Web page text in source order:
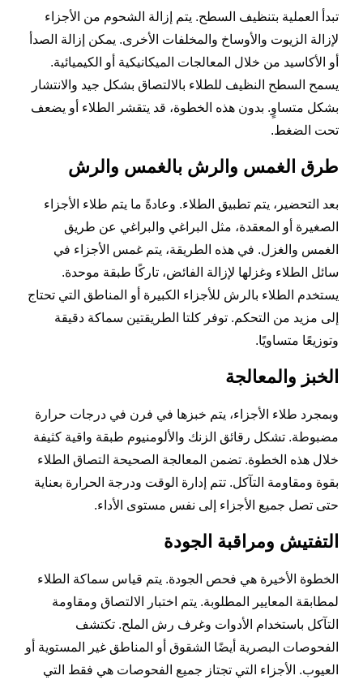
تبدأ العملية بتنظيف السطح. يتم إزالة الشحوم من الأجزاء
لإزالة الزيوت والأوساخ والمخلفات الأخرى. يمكن إزالة الصدأ
أو الأكاسيد من خلال المعالجات الميكانيكية أو الكيميائية.
يسمح السطح النظيف للطلاء بالالتصاق بشكل جيد والانتشار
بشكل متساوٍ. بدون هذه الخطوة، قد يتقشر الطلاء أو يضعف
تحت الضغط.
طرق الغمس والرش بالغمس والرش
بعد التحضير، يتم تطبيق الطلاء. وعادةً ما يتم طلاء الأجزاء
الصغيرة أو المعقدة، مثل البراغي والبراغي عن طريق
الغمس والغزل. في هذه الطريقة، يتم غمس الأجزاء في
سائل الطلاء وغزلها لإزالة الفائض، تاركًا طبقة موحدة.
يستخدم الطلاء بالرش للأجزاء الكبيرة أو المناطق التي تحتاج
إلى مزيد من التحكم. توفر كلتا الطريقتين سماكة دقيقة
وتوزيعًا متساويًا.
الخبز والمعالجة
وبمجرد طلاء الأجزاء، يتم خبزها في فرن في درجات حرارة
مضبوطة. تشكل رقائق الزنك والألومنيوم طبقة واقية كثيفة
خلال هذه الخطوة. تضمن المعالجة الصحيحة التصاق الطلاء
بقوة ومقاومة التآكل. تتم إدارة الوقت ودرجة الحرارة بعناية
حتى تصل جميع الأجزاء إلى نفس مستوى الأداء.
التفتيش ومراقبة الجودة
الخطوة الأخيرة هي فحص الجودة. يتم قياس سماكة الطلاء
لمطابقة المعايير المطلوبة. يتم اختبار الالتصاق ومقاومة
التآكل باستخدام الأدوات وغرف رش الملح. تكتشف
الفحوصات البصرية أيضًا الشقوق أو المناطق غير المستوية أو
العيوب. الأجزاء التي تجتاز جميع الفحوصات هي فقط التي